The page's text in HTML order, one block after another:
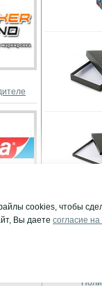
cookies, чтобы
Вы даете согласие